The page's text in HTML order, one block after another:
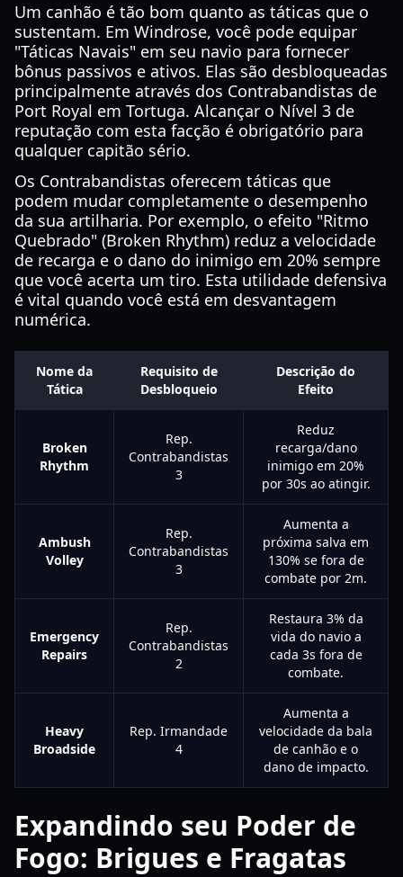
Um canhão é tão bom quanto as táticas que o
sustentam. Em Windrose, você pode equipar
"Táticas Navais" em seu navio para fornecer
bônus passivos e ativos. Elas são desbloqueadas
principalmente através dos Contrabandistas de
Port Royal em Tortuga. Alcançar o Nível 3 de
reputação com esta facção é obrigatório para
qualquer capitão sério.
Os Contrabandistas oferecem táticas que
podem mudar completamente o desempenho
da sua artilharia. Por exemplo, o efeito "Ritmo
Quebrado" (Broken Rhythm) reduz a velocidade
de recarga e o dano do inimigo em 20% sempre
que você acerta um tiro. Esta utilidade defensiva
é vital quando você está em desvantagem
numérica.
Nome da
Tática
Requisito de
Desbloqueio
Descrição do
Efeito
Broken
Rhythm
Rep.
Contrabandistas
3
Reduz
recarga/dano
inimigo em 20%
por 30s ao atingir.
Ambush
Volley
Rep.
Contrabandistas
3
Aumenta a
próxima salva em
130% se fora de
combate por 2m.
Emergency
Repairs
Rep.
Contrabandistas
2
Restaura 3% da
vida do navio a
cada 3s fora de
combate.
Heavy
Broadside
Rep. Irmandade
4
Aumenta a
velocidade da bala
de canhão e o
dano de impacto.
Expandindo seu Poder de
Fogo: Brigues e Fragatas